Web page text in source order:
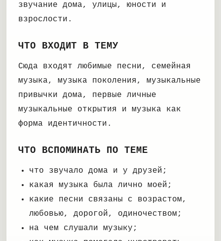
звучание дома, улицы, юности и
взрослости.
ЧТО ВХОДИТ В ТЕМУ
Сюда входят любимые песни, семейная
музыка, музыка поколения, музыкальные
привычки дома, первые личные
музыкальные открытия и музыка как
форма идентичности.
ЧТО ВСПОМИНАТЬ ПО ТЕМЕ
что звучало дома и у друзей;
какая музыка была лично моей;
какие песни связаны с возрастом,
любовью, дорогой, одиночеством;
на чем слушали музыку;